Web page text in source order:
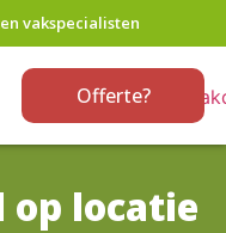
vakspecialisten
Offerte?
op locatie